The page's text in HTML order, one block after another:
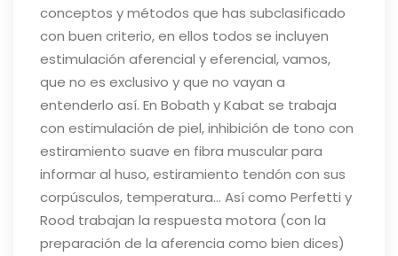
conceptos y métodos que has subclasificado
con buen criterio, en ellos todos se incluyen
estimulación aferencial y eferencial, vamos,
que no es exclusivo y que no vayan a
entenderlo así. En Bobath y Kabat se trabaja
con estimulación de piel, inhibición de tono con
estiramiento suave en fibra muscular para
informar al huso, estiramiento tendón con sus
corpúsculos, temperatura… Así como Perfetti y
Rood trabajan la respuesta motora (con la
preparación de la aferencia como bien dices)